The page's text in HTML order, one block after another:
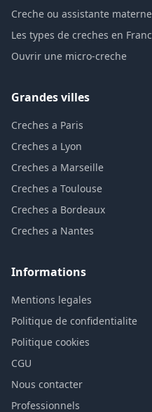
Creche ou assistante
Les types de creches en
Ouvrir une micro-creche
Grandes villes
Creches a Paris
Creches a Lyon
Creches a Marseille
Creches a Toulouse
Creches a Bordeaux
Creches a Nantes
Informations
Mentions legales
Politique de confidentialite
Politique cookies
CGU
Nous contacter
Professionnels